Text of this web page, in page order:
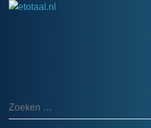
Zoeken naar: